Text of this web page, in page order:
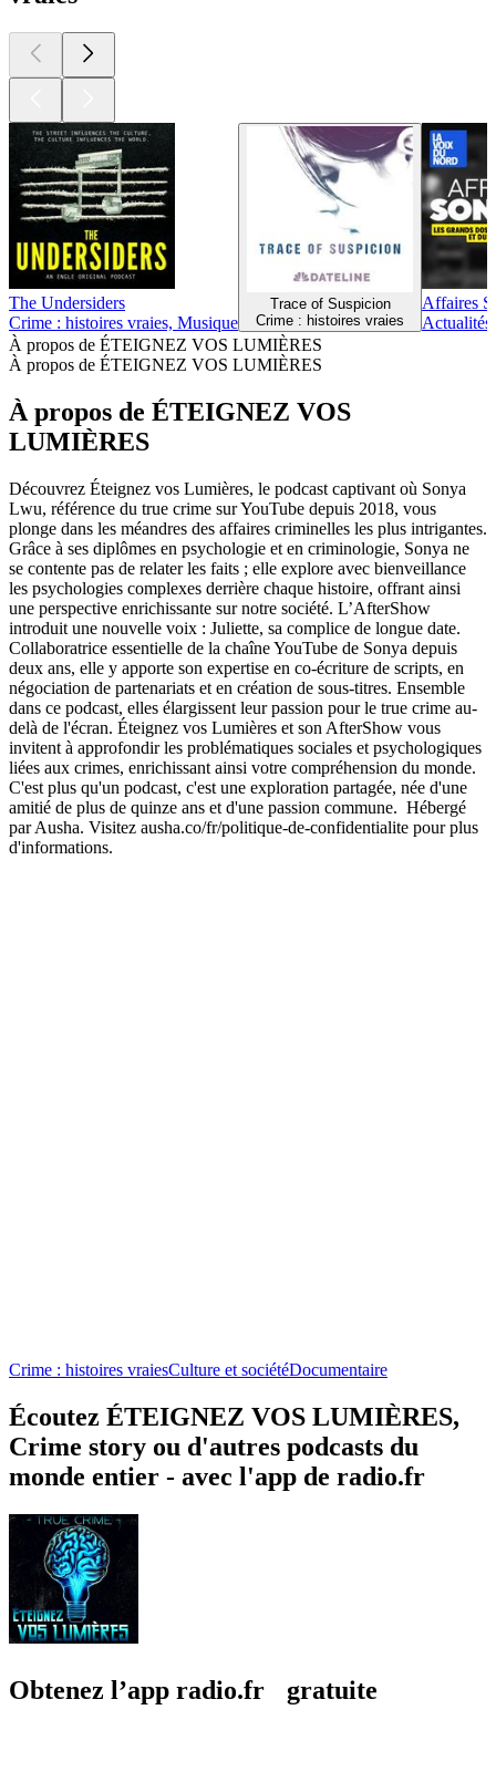
The Undersiders
Crime : histoires vraies, Musique
Trace of Suspicion
Crime : histoires vraies
Affaires
À propos de ÉTEIGNEZ VOS LUMIÈRES
À propos de ÉTEIGNEZ VOS LUMIÈRES
À propos de ÉTEIGNEZ VOS
LUMIÈRES
Découvrez Éteignez vos Lumières, le podcast captivant où Sonya
Lwu, référence du true crime sur YouTube depuis 2018, vous
plonge dans les méandres des affaires criminelles les plus intrigantes.
Grâce à ses diplômes en psychologie et en criminologie, Sonya ne
se contente pas de relater les faits ; elle explore avec bienveillance
les psychologies complexes derrière chaque histoire, offrant ainsi
une perspective enrichissante sur notre société. L’AfterShow
introduit une nouvelle voix : Juliette, sa complice de longue date.
Collaboratrice essentielle de la chaîne YouTube de Sonya depuis
deux ans, elle y apporte son expertise en co-écriture de scripts, en
négociation de partenariats et en création de sous-titres. Ensemble
dans ce podcast, elles élargissent leur passion pour le true crime au-
delà de l'écran. Éteignez vos Lumières et son AfterShow vous
invitent à approfondir les problématiques sociales et psychologiques
liées aux crimes, enrichissant ainsi votre compréhension du monde.
C'est plus qu'un podcast, c'est une exploration partagée, née d'une
amitié de plus de quinze ans et d'une passion commune. Hébergé
par Ausha. Visitez ausha.co/fr/politique-de-confidentialite pour plus
d'informations.
Crime : histoires vraiesCulture et sociétéDocumentaire
Écoutez ÉTEIGNEZ VOS LUMIÈRES,
Crime story ou d'autres podcasts du
monde entier - avec l'app de radio.fr
Obtenez l’app radio.fr gratuite